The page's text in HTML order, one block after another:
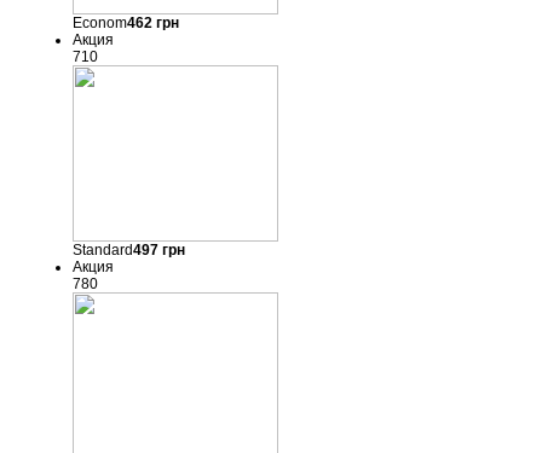
Econom462грн
Акция
710
Standard497грн
Акция
780